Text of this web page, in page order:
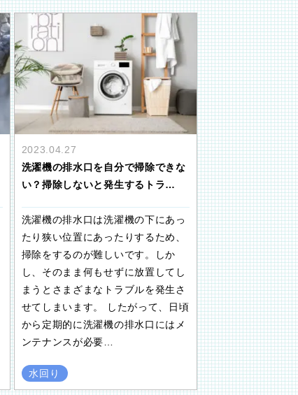
2023.04.27
洗濯機の排水口を自分で掃除できな
い？掃除しないと発生するトラ…
洗濯機の排水口は洗濯機の下にあっ
たり狭い位置にあったりするため、
掃除をするのが難しいです。しか
し、そのまま何もせずに放置してし
まうとさまざまなトラブルを発生さ
せてしまいます。 したがって、日頃
から定期的に洗濯機の排水口にはメ
ンテナンスが必要…
水回り